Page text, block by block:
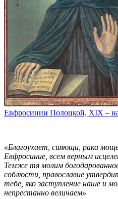
Евфросинии Полоцкой, XIX –
«Благоухает, сияющи, рака
Евфросиние, всем верным
Темже тя молим
соблюсти, православие
тебе, яко заступление наше и
непрестанно величаем»